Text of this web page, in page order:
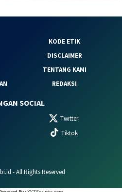
KODE ETIK
DISCLAIMER
TENTANG KAMI
REDAKSI
SOCIAL
Twitter
Tiktok
- All Rights Reserved